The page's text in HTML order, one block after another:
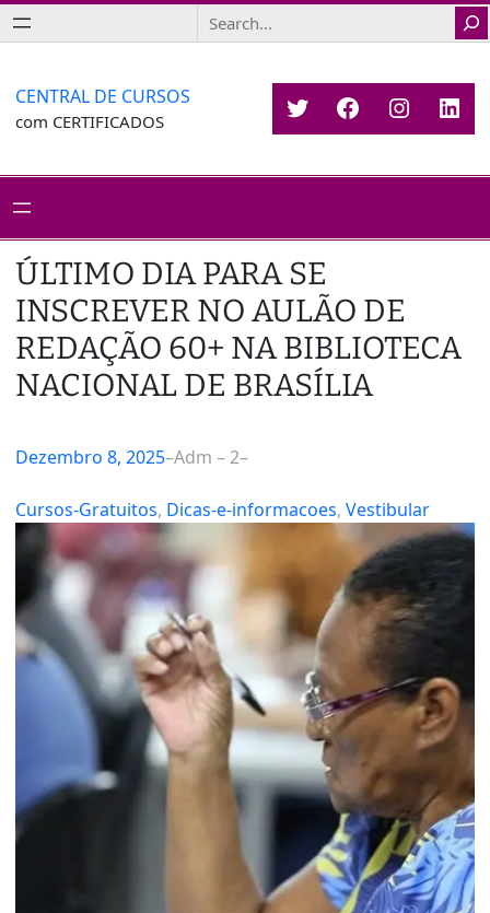
Saltar
para
conteúdo
Search
CENTRAL DE CURSOS
com CERTIFICADOS TwitterFacebook
ÚLTIMO DIA PARA SE
INSCREVER NO AULÃO DE
REDAÇÃO 60+ NA BIBLIOTECA
NACIONAL DE BRASÍLIA
Dezembro 8, 2025–Adm – 2–
Cursos-Gratuitos, Dicas-e-informacoes, Vestibular